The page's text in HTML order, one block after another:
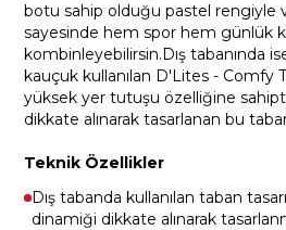
botu sahip olduğu pastel rengiyle
sayesinde hem spor hem günlük
kombinleyebilirsin.Dış tabanında
kauçuk kullanılan D'Lites - Comfy
yüksek yer tutuşu özelliğine
dikkate alınarak tasarlanan bu
Teknik Özellikler
Dış tabanda kullanılan taban
dinamiği dikkate alınarak